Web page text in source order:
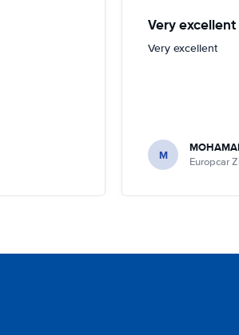
Very excellent
Very excellent
M Europcar